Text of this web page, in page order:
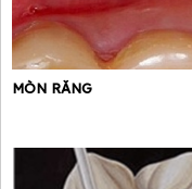
MÒN RĂNG